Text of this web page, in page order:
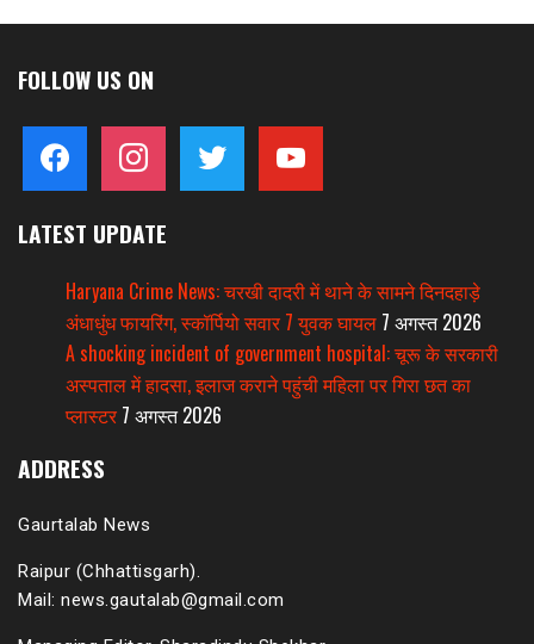
FOLLOW US ON
facebook instagram twitter
LATEST UPDATE
Haryana Crime News: चरखी दादरी में थाने के सामने दिनदहाड़े
अंधाधुंध फायरिंग, स्कॉर्पियो सवार 7 युवक घायल 7 अगस्त 2026
A shocking incident of government hospital: चूरू के सरकारी
अस्पताल में हादसा, इलाज कराने पहुंची महिला पर गिरा छत का
प्लास्टर 7 अगस्त 2026
ADDRESS
Gaurtalab News
Raipur (Chhattisgarh).
Mail: news.gautalab@gmail.com